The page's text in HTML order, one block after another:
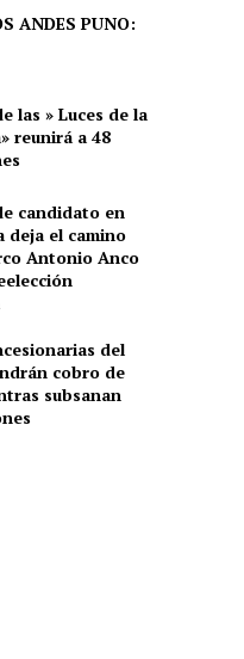
ANDES PUNO:
las » Luces de la
reunirá a 48
candidato en
deja el camino
Antonio Anco
del
cobro de
subsanan